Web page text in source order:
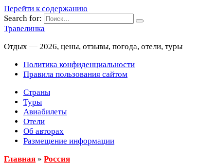
Перейти к содержанию
Search for:
Травелинка
Отдых — 2026, цены, отзывы, погода, отели, туры
Политика конфиденциальности
Правила пользования сайтом
Страны
Туры
Авиабилеты
Отели
Об авторах
Размещение информации
Главная » Россия